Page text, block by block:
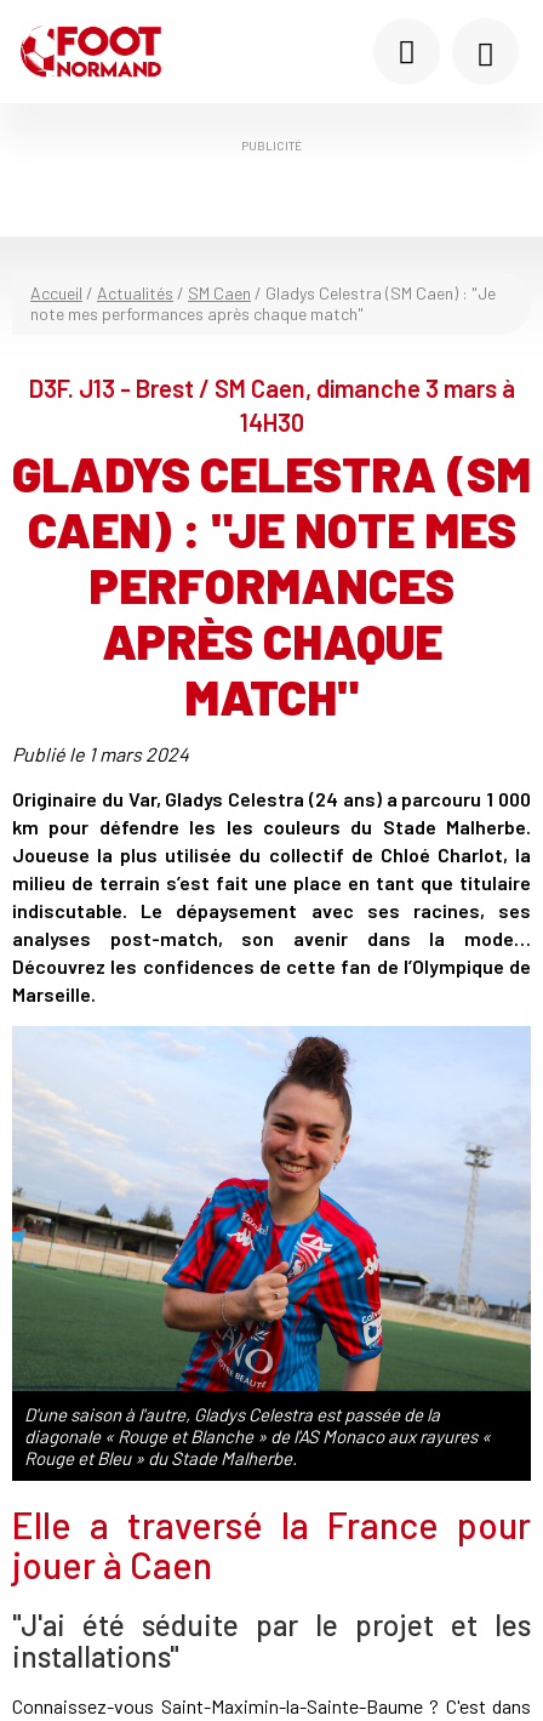
PUBLICITÉ
Accueil / Actualités / SM Caen / Gladys Celestra (SM Caen) : "Je
note mes performances après chaque match"
D3F. J13 - Brest / SM Caen, dimanche 3 mars à
14H30
GLADYS CELESTRA (SM
CAEN) : "JE NOTE MES
PERFORMANCES
APRÈS CHAQUE
MATCH"
Publié le 1 mars 2024
Originaire du Var, Gladys Celestra (24 ans) a parcouru 1 000
km pour défendre les les couleurs du Stade Malherbe.
Joueuse la plus utilisée du collectif de Chloé Charlot, la
milieu de terrain s’est fait une place en tant que titulaire
indiscutable. Le dépaysement avec ses racines, ses
analyses post-match, son avenir dans la mode…
Découvrez les confidences de cette fan de l’Olympique de
Marseille.
D'une saison à l'autre, Gladys Celestra est passée de la
diagonale « Rouge et Blanche » de l'AS Monaco aux rayures «
Rouge et Bleu » du Stade Malherbe.
Elle a traversé la France pour
jouer à Caen
"J'ai été séduite par le projet et les
installations"
Connaissez-vous Saint-Maximin-la-Sainte-Baume ? C'est dans